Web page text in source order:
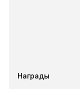
Награды